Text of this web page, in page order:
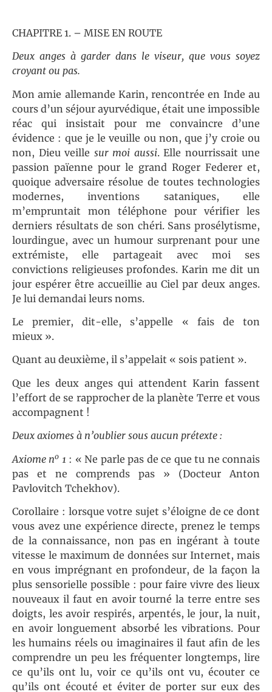
CHAPITRE 1. – MISE EN ROUTE
Deux anges à garder dans le viseur, que vous soyez
croyant ou pas.
Mon amie allemande Karin, rencontrée en Inde au
cours d’un séjour ayurvédique, était une impossible
réac qui insistait pour me convaincre d’une
évidence : que je le veuille ou non, que j’y croie ou
non, Dieu veille sur moi aussi. Elle nourrissait une
passion païenne pour le grand Roger Federer et,
quoique adversaire résolue de toutes technologies
modernes, inventions sataniques, elle
m’empruntait mon téléphone pour vérifier les
derniers résultats de son chéri. Sans prosélytisme,
lourdingue, avec un humour surprenant pour une
extrémiste, elle partageait avec moi ses
convictions religieuses profondes. Karin me dit un
jour espérer être accueillie au Ciel par deux anges.
Je lui demandai leurs noms.
Le premier, dit-elle, s’appelle « fais de ton
mieux ».
Quant au deuxième, il s’appelait « sois patient ».
Que les deux anges qui attendent Karin fassent
l’effort de se rapprocher de la planète Terre et vous
accompagnent !
Deux axiomes à n’oublier sous aucun prétexte :
Axiome no 1 : « Ne parle pas de ce que tu ne connais
pas et ne comprends pas » (Docteur Anton
Pavlovitch Tchekhov).
Corollaire : lorsque votre sujet s’éloigne de ce dont
vous avez une expérience directe, prenez le temps
de la connaissance, non pas en ingérant à toute
vitesse le maximum de données sur Internet, mais
en vous imprégnant en profondeur, de la façon la
plus sensorielle possible : pour faire vivre des lieux
nouveaux il faut en avoir tourné la terre entre ses
doigts, les avoir respirés, arpentés, le jour, la nuit,
en avoir longuement absorbé les vibrations. Pour
les humains réels ou imaginaires il faut afin de les
comprendre un peu les fréquenter longtemps, lire
ce qu’ils ont lu, voir ce qu’ils ont vu, écouter ce
qu’ils ont écouté et éviter de porter sur eux des